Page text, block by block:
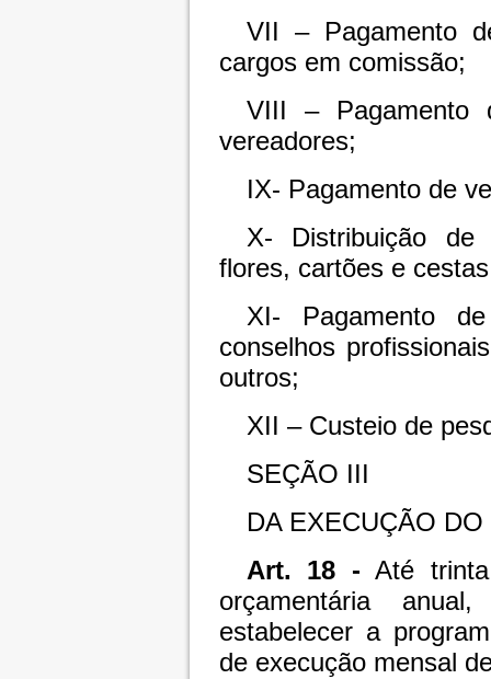
VII – Pagamento
cargos em comissão;
VIII – Pagamento
vereadores;
IX- Pagamento de
X- Distribuição de
flores, cartões e
XI- Pagamento
conselhos
outros;
XII – Custeio de
SEÇÃO III
DA EXECUÇÃO
Art. 18 - Até
orçamentária
estabelecer a
de execução mensal